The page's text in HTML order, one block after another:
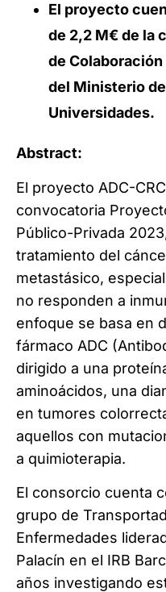
El proyecto
de 2,2 M€ de la
de
del Ministerio
Universidades.
Abstract:
El proyecto ADC-
convocatoria
Público-Privada
tratamiento del
metastásico,
no responden a
enfoque se basa en
fármaco ADC
dirigido a una
aminoácidos, una
en tumores
aquellos con
a quimioterapia.
El consorcio cuenta
grupo de
Enfermedades
Palacín en el IRB
años investigando